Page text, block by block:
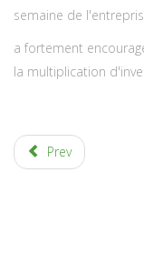
semaine de
a fortement
la multiplication
Prev